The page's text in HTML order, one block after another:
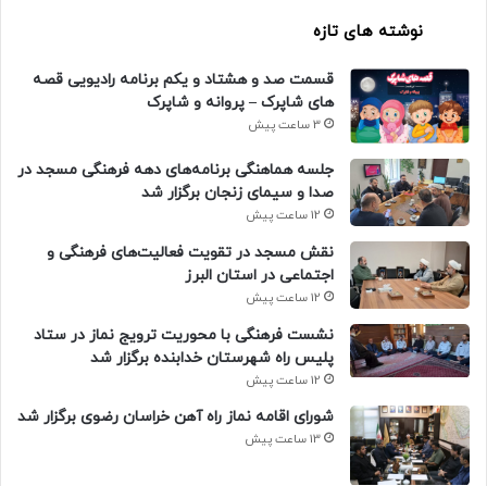
نوشته های تازه
قسمت صد و هشتاد و یکم برنامه رادیویی قصه
های شاپرک – پروانه و شاپرک
3 ساعت پیش
جلسه هماهنگی برنامه‌های دهه فرهنگی مسجد در
صدا و سیمای زنجان برگزار شد
12 ساعت پیش
نقش مسجد در تقویت فعالیت‌های فرهنگی و
اجتماعی در استان البرز
12 ساعت پیش
نشست فرهنگی با محوریت ترویج نماز در ستاد
پلیس راه شهرستان خدابنده برگزار شد
12 ساعت پیش
شورای اقامه نماز راه آهن خراسان رضوی برگزار شد
13 ساعت پیش